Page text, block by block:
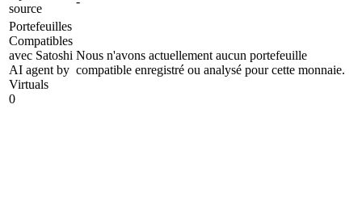
source
Portefeuilles
Compatibles
avec Satoshi
AI agent by
Virtuals
0
Nous n'avons actuellement aucun portefeuille
compatible enregistré ou analysé pour cette monnaie.